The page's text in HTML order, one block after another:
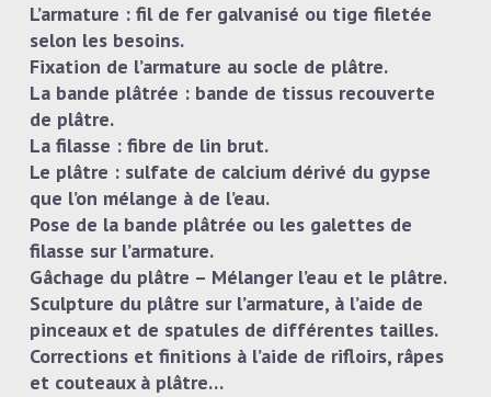
L’armature :fil de fer galvanisé ou tige filetée
selon les besoins.
Fixation de l’armature au socle de plâtre.
La bande plâtrée :bande de tissus recouverte
de plâtre.
La filasse :fibre de lin brut.
Le plâtre : sulfate de calcium dérivé du gypse
que l’on mélange à de l’eau.
Pose de la bande plâtrée ou les galettes de
filasse sur l’armature.
Gâchage du plâtre – Mélanger l’eau et le plâtre.
Sculpture du plâtre sur l’armature, à l’aide de
pinceaux et de spatules de différentes tailles.
Corrections et finitions à l’aide de rifloirs, râpes
et couteaux à plâtre…